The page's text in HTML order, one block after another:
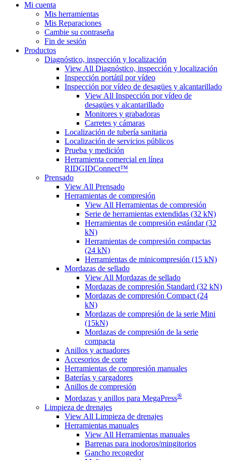
Mi cuenta
Mis herramientas
Mis Reparaciones
Cambie su contraseña
Fin de sesión
Productos
Diagnóstico, inspección y localización
View All Diagnóstico, inspección y localización
Inspección portátil por vídeo
Inspección por vídeo de desagües y alcantarillado
View All Inspección por vídeo de
desagües y alcantarillado
Monitores y grabadoras
Carretes y cámaras
Localización de tubería sanitaria
Localización de servicios públicos
Prueba y medición
Herramienta comercial en línea
RIDGIDConnect™
Prensado
View All Prensado
Herramientas de compresión
View All Herramientas de compresión
Serie de herramientas extendidas (32 kN)
Herramientas de compresión estándar (32
kN)
Herramientas de compresión compactas
(24 kN)
Herramientas de minicompresión (15 kN)
Mordazas de sellado
View All Mordazas de sellado
Mordazas de compresión Standard (32 kN)
Mordazas de compresión Compact (24
kN)
Mordazas de compresión de la serie Mini
(15kN)
Mordazas de compresión de la serie
compacta
Anillos y actuadores
Accesorios de corte
Herramientas de compresión manuales
Baterías y cargadores
Anillos de compresión
Mordazas y anillos para MegaPress®
Limpieza de drenajes
View All Limpieza de drenajes
Herramientas manuales
View All Herramientas manuales
Barrenas para inodoros/mingitorios
Gancho recogedor